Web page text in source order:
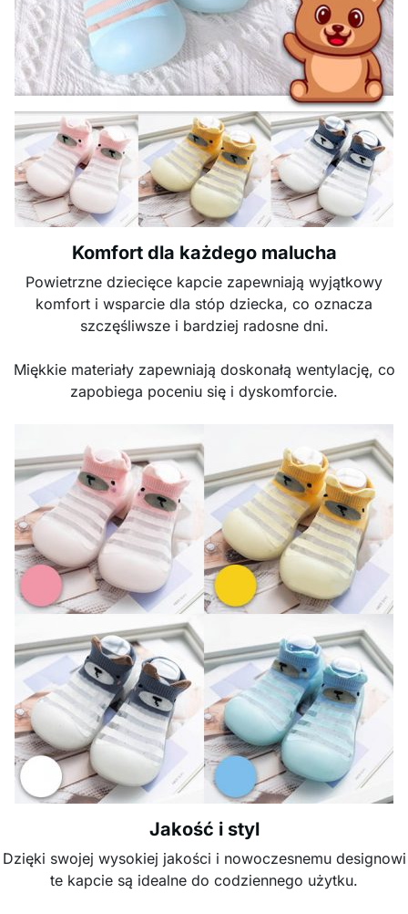
Komfort dla każdego malucha
Powietrzne dziecięce kapcie zapewniają wyjątkowy
komfort i wsparcie dla stóp dziecka, co oznacza
szczęśliwsze i bardziej radosne dni.
Miękkie materiały zapewniają doskonałą wentylację, co
zapobiega poceniu się i dyskomforcie.
Jakość i styl
Dzięki swojej wysokiej jakości i nowoczesnemu designowi
te kapcie są idealne do codziennego użytku.